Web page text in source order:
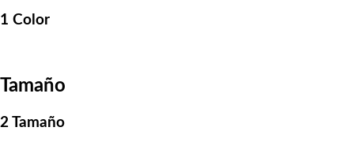
1 Color
Tamaño
2 Tamaño